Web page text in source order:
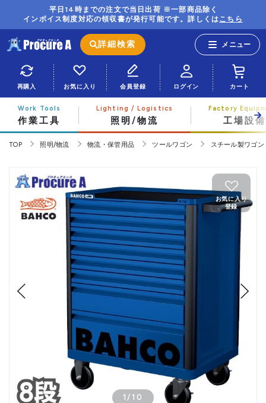
平日14時までの注文で当日出荷 ※一部商品除く
インボイス制度対応の領収書が発行可能です。詳しくはこちら
詳細検索
再購入 お気に入り 会員登録 ログイン カート
作業工具 照明/物流 工場設備
TOP 照明/物流 物流・保管用品 ツールワゴン スチール製ワゴ
1 / 10
お気に入り
登録